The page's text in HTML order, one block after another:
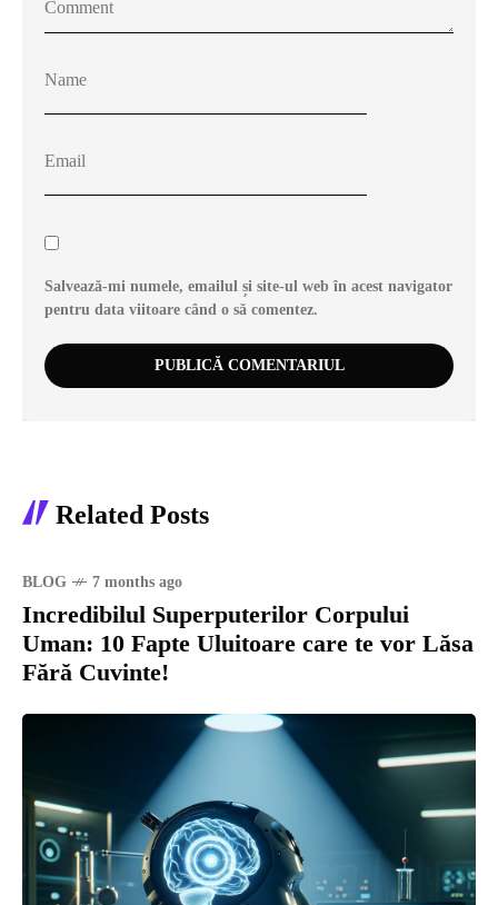
Salvează-mi numele, emailul și site-ul web în acest navigator
pentru data viitoare când o să comentez.
Related Posts
BLOG 7 months ago
Incredibilul Superputerilor Corpului
Uman: 10 Fapte Uluitoare care te vor Lăsa
Fără Cuvinte!